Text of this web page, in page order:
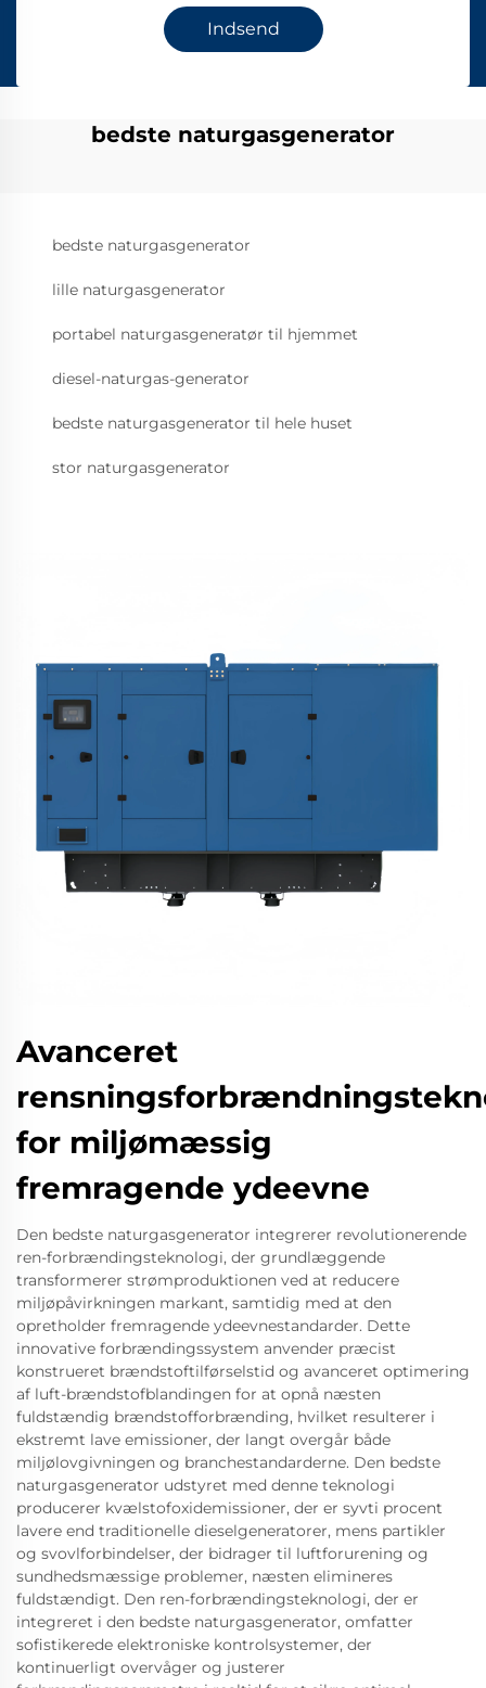
Indsend
bedste naturgasgenerator
bedste naturgasgenerator
lille naturgasgenerator
portabel naturgasgeneratør til hjemmet
diesel-naturgas-generator
bedste naturgasgenerator til hele huset
stor naturgasgenerator
Avanceret
for miljømæssig
fremragende ydeevne
Den bedste naturgasgenerator integrerer revolutionerende
ren-forbrændingsteknologi, der grundlæggende
transformerer strømproduktionen ved at reducere
miljøpåvirkningen markant, samtidig med at den
opretholder fremragende ydeevnestandarder. Dette
innovative forbrændingssystem anvender præcist
konstrueret brændstoftilførselstid og avanceret optimering
af luft-brændstofblandingen for at opnå næsten
fuldstændig brændstofforbrænding, hvilket resulterer i
ekstremt lave emissioner, der langt overgår både
miljølovgivningen og branchestandarderne. Den bedste
naturgasgenerator udstyret med denne teknologi
producerer kvælstofoxidemissioner, der er syvti procent
lavere end traditionelle dieselgeneratorer, mens partikler
og svovlforbindelser, der bidrager til luftforurening og
sundhedsmæssige problemer, næsten elimineres
fuldstændigt. Den ren-forbrændingsteknologi, der er
integreret i den bedste naturgasgenerator, omfatter
sofistikerede elektroniske kontrolsystemer, der
kontinuerligt overvåger og justerer